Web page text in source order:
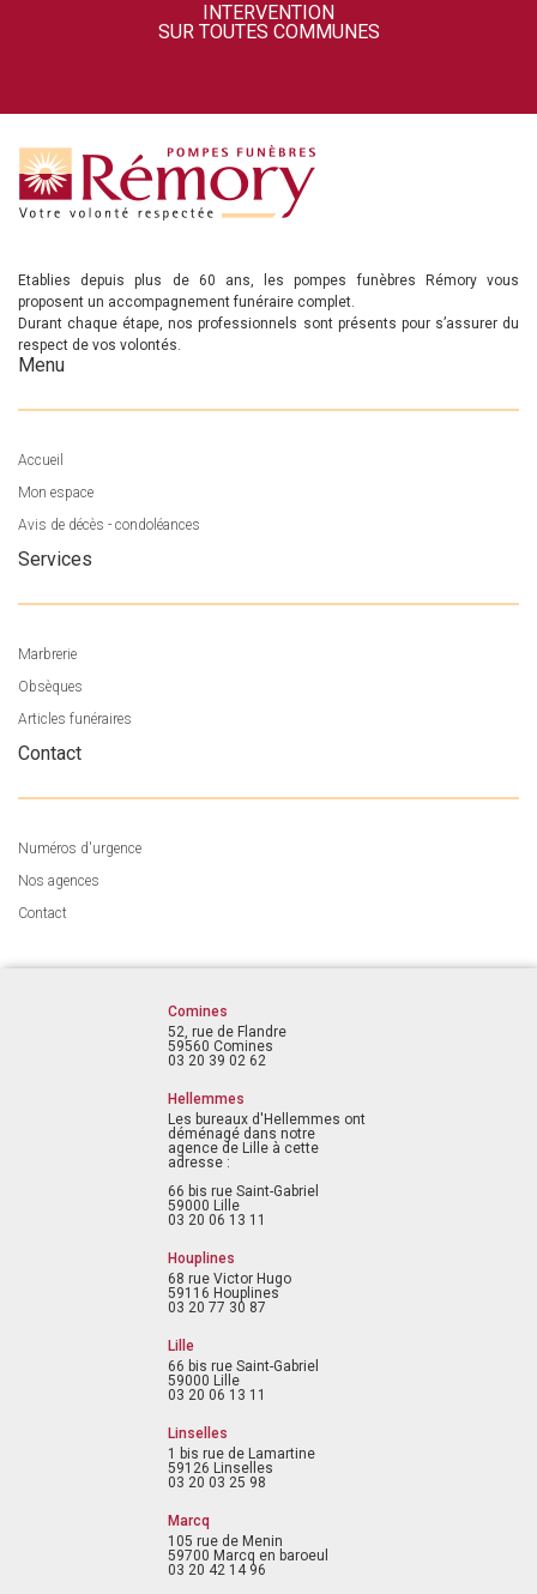
INTERVENTION
SUR TOUTES COMMUNES
Etablies depuis plus de 60 ans, les pompes funèbres Rémory vous
proposent un accompagnement funéraire complet.
Durant chaque étape, nos professionnels sont présents pour s’assurer du
respect de vos volontés.
Menu
Accueil
Mon espace
Avis de décès - condoléances
Services
Marbrerie
Obsèques
Articles funéraires
Contact
Numéros d'urgence
Nos agences
Contact
Comines
52, rue de Flandre
59560 Comines
03 20 39 02 62
Hellemmes
Les bureaux d'Hellemmes ont
déménagé dans notre
agence de Lille à cette
adresse :
66 bis rue Saint-Gabriel
59000 Lille
03 20 06 13 11
Houplines
68 rue Victor Hugo
59116 Houplines
03 20 77 30 87
Lille
66 bis rue Saint-Gabriel
59000 Lille
03 20 06 13 11
Linselles
1 bis rue de Lamartine
59126 Linselles
03 20 03 25 98
Marcq
105 rue de Menin
59700 Marcq en baroeul
03 20 42 14 96